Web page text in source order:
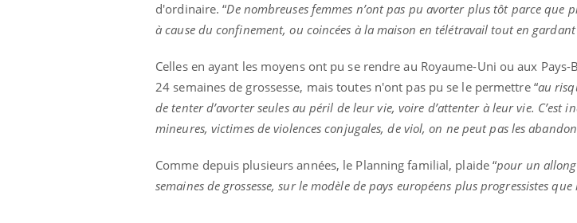
d'ordinaire. “De nombreuses femmes n’ont pas pu avorter plus tôt parce que
à cause du confinement, ou coincées à la maison en télétravail tout en
Celles en ayant les moyens ont pu se rendre au Royaume-Uni ou aux Pays-
24 semaines de grossesse, mais toutes n'ont pas pu se le permettre “au
de tenter d’avorter seules au péril de leur vie, voire d’attenter à leur vie. C’est
mineures, victimes de violences conjugales, de viol, on ne peut pas les
Comme depuis plusieurs années, le Planning familial, plaide “pour un
semaines de grossesse, sur le modèle de pays européens plus progressistes que